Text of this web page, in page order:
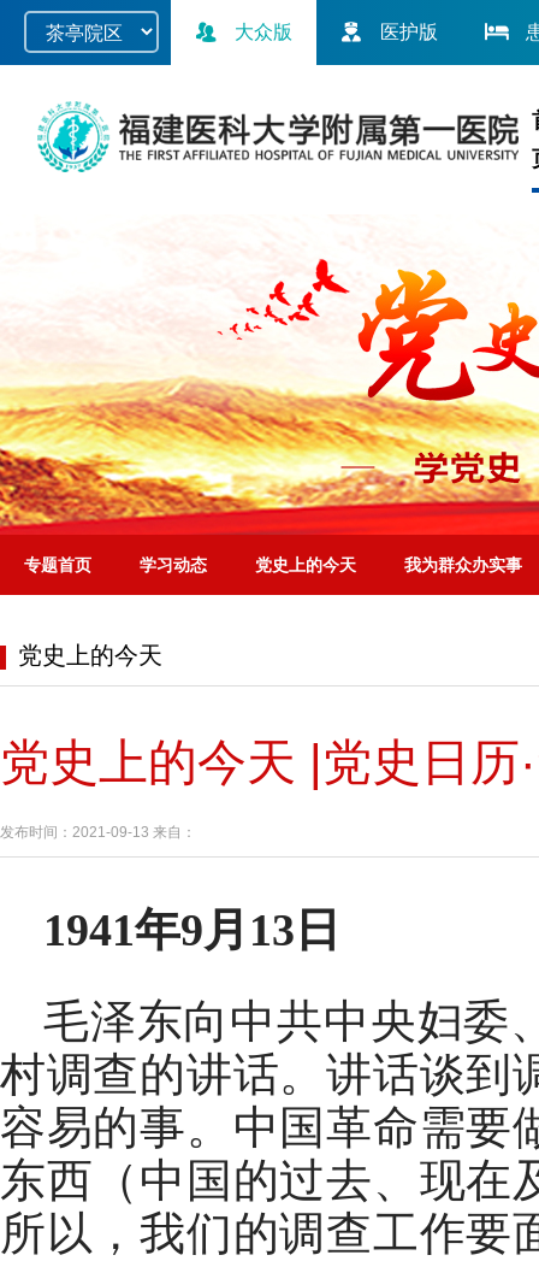
大众版 医护版
专题首页 学习动态 党史上的今天 我为群众办实事
党史上的今天
党史上的今天 |党史日历
发布时间：2021-09-13 来自：
1941年9月13日
毛泽东向中共中央妇委
村调查的讲话。讲话谈到
容易的事。中国革命需要
东西（中国的过去、现在
所以，我们的调查工作要